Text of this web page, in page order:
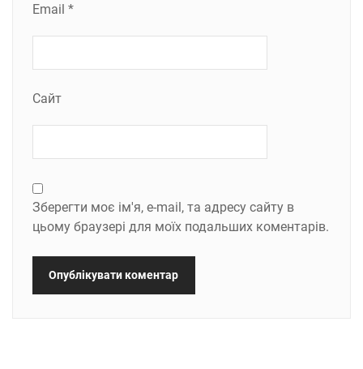
Email *
Сайт
Зберегти моє ім'я, e-mail, та адресу сайту в
цьому браузері для моїх подальших коментарів.